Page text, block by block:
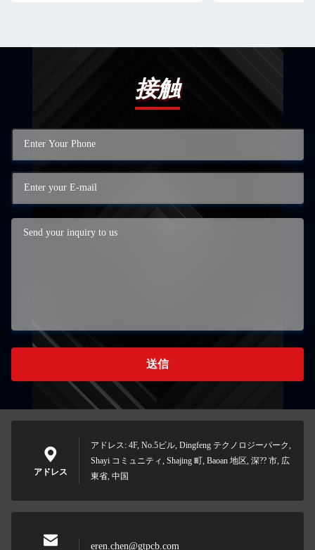
接触
送信
アドレス
アドレス: 4F, No.5ビル, Dingfeng テクノロジーパーク,
Shayi コミュニティ, Shajing 町, Baoan 地区, 深?? 市, 広
東省, 中国
eren.chen@gtpcb.com